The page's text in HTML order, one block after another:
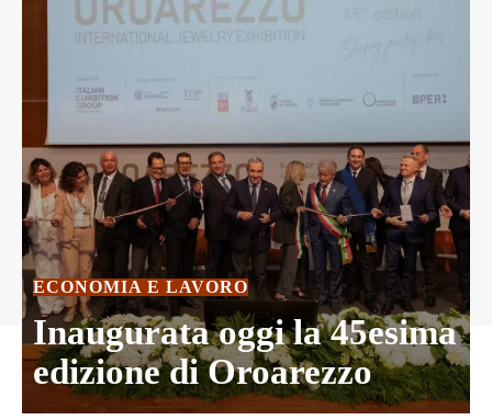
ECONOMIA E LAVORO
Inaugurata oggi la 45esima
edizione di Oroarezzo